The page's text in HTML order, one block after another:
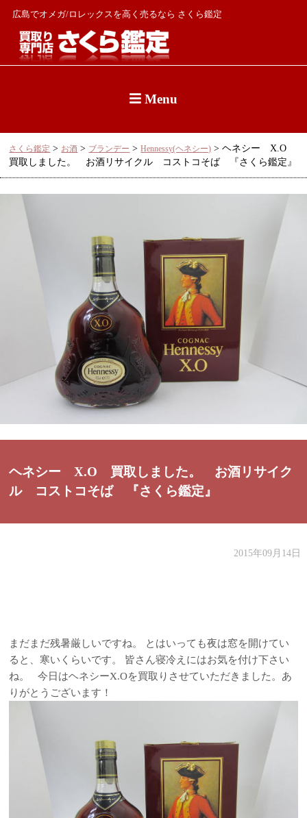
広島でオメガ/ロレックスを高く売るなら さくら鑑定
Menu
さくら鑑定 > お酒 > ブランデー >Hennessy(ヘネシー) >ヘネシー X.O
買取しました。 お酒リサイクル コストコそば 『さくら鑑定』
ヘネシー X.O 買取しました。 お酒リサイク
ル コストコそば 『さくら鑑定』
2015年09月14日
まだまだ残暑厳しいですね。 とはいっても夜は窓を開けてい
ると、寒いくらいです。 皆さん寝冷えにはお気を付け下さい
ね。 今日はヘネシーX.Oを買取りさせていただきました。あ
りがとうございます！